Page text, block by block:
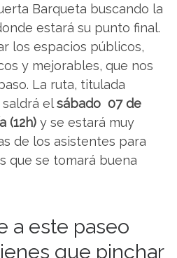
Barqueta buscando la
estará su punto final.
los espacios públicos,
y mejorables, que nos
La ruta, titulada
saldrá elsábado 07 de
(12h) y se estará muy
de los asistentes para
que se tomará buena
a este paseo
que pinchar